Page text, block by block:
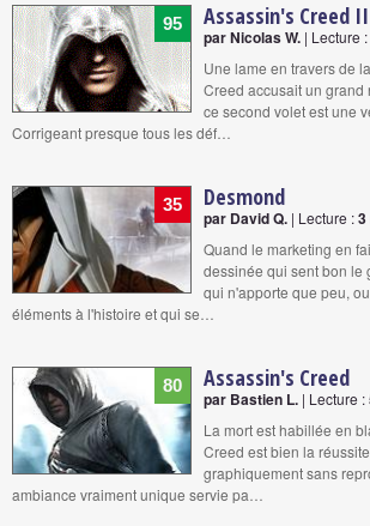
95 Assassin's Creed II
par Nicolas W. | Lecture :
Une lame en travers de
Creed accusait un grand
ce second volet est une
Corrigeant presque tous les déf…
35 Desmond
par David Q. | Lecture :3
Quand le marketing en
dessinée qui sent bon le
qui n'apporte que peu,
éléments à l'histoire et qui se…
80 Assassin's Creed
par Bastien L. | Lecture :
La mort est habillée en
Creed est bien la
graphiquement sans
ambiance vraiment unique servie pa…